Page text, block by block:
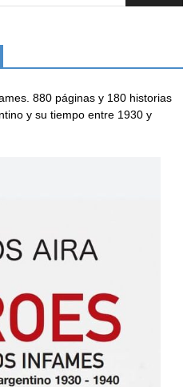
880 páginas y 180 historias
y su tiempo entre 1930 y